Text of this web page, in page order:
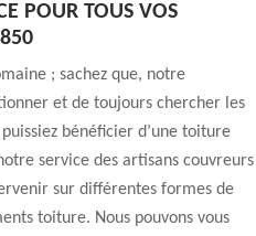
POUR TOUS VOS
; sachez que, notre
et de toujours chercher les
bénéficier d’une toiture
service des artisans couvreurs
sur différentes formes de
toiture. Nous pouvons vous